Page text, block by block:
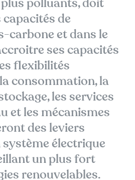
plus polluants, doit
capacités de
carbone et dans le
ses capacités
flexibilités
consommation, la
les services
et les mécanismes
des leviers
système électrique
un plus fort
renouvelables.